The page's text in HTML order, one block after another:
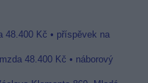
48.400 Kč • příspěvek na
48.400 Kč • náborový